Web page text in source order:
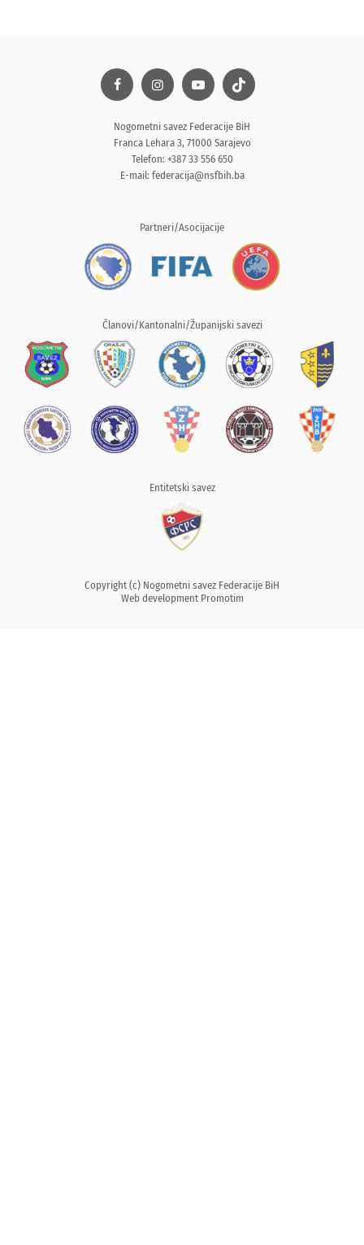
Nogometni savez Federacije BiH
Franca Lehara 3, 71000 Sarajevo
Telefon: +387 33 556 650
E-mail: federacija@nsfbih.ba
Partneri/Asocijacije
Članovi/Kantonalni/Županijski savezi
Entitetski savez
Copyright (c) Nogometni savez Federacije BiH
Web development Promotim